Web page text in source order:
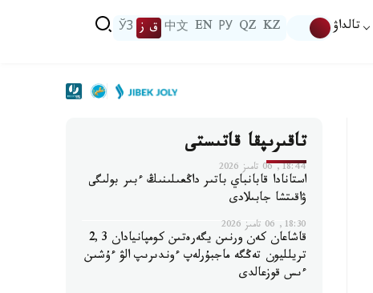
تالداۋ KZ
QZ
РУ
EN
中文 ق ز ЎЗ
تاقىرىپقا قاتىستى
18:44, 06 تامىز 2026
استانادا قابانباي باتىر داڭعىلىنىڭ ءبىر بولىگى
ۋاقىتشا جابىلادى
18:30, 06 تامىز 2026
قاشاعان كەن ورنىن يگەرەتىن كومپانيادان 2,3
تريلليون تەڭگە ماجبۇرلەپ ءوندىرىپ الۋ ءۇشىن
ءىس قوزعالدى